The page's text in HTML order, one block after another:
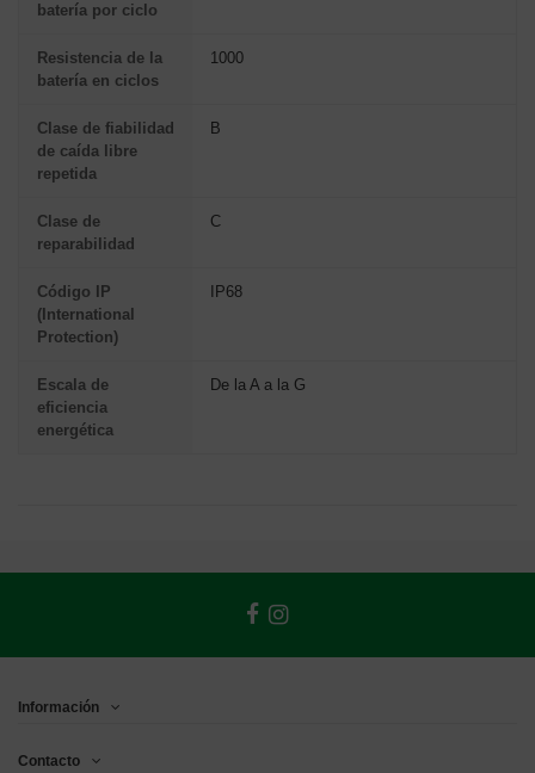
batería por ciclo
Resistencia de la
batería en ciclos
1000
Clase de fiabilidad
de caída libre
repetida
B
Clase de
reparabilidad
C
Código IP
(International
Protection)
IP68
Escala de
eficiencia
energética
De la A a la G
Información
Contacto